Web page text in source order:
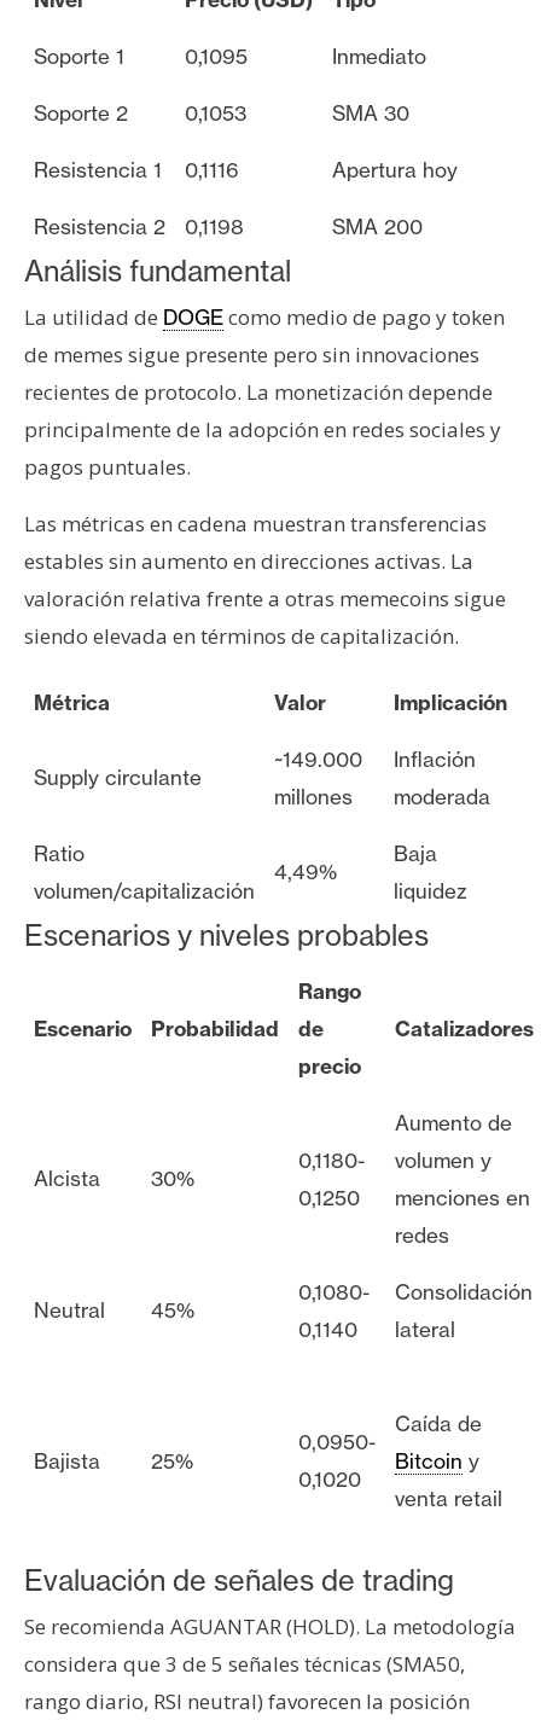
Soporte 1 0,1095 Inmediato
Soporte 2 0,1053 SMA 30
Resistencia 1 0,1116 Apertura hoy
Resistencia 2 0,1198 SMA 200
Análisis fundamental
La utilidad de DOGEcomo medio de pago y token
de memes sigue presente pero sin innovaciones
recientes de protocolo. La monetización depende
principalmente de la adopción en redes sociales y
pagos puntuales.
Las métricas en cadena muestran transferencias
estables sin aumento en direcciones activas. La
valoración relativa frente a otras memecoins sigue
siendo elevada en términos de capitalización.
Métrica Valor Implicación
Supply circulante
~149.000
millones
Inflación
moderada
Ratio
volumen/capitalización
4,49%
Baja
liquidez
Escenarios y niveles probables
Escenario Probabilidad
Rango
de
precio
Catalizadores
Alcista 30%
0,1180-
0,1250
Aumento de
volumen y
menciones en
redes
Neutral 45%
0,1080-
0,1140
Consolidación
lateral
Bajista 25%
0,0950-
0,1020
Caída de
Bitcoin y
venta retail
Evaluación de señales de trading
Se recomienda AGUANTAR (HOLD). La metodología
considera que 3 de 5 señales técnicas (SMA50,
rango diario, RSI neutral) favorecen la posición